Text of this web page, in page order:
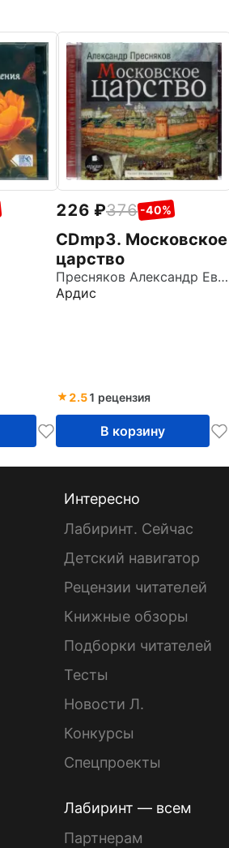
226 376 -40%
CDmp3. Московское
царство
Пресняков Александр Евгеньевич
Ардис
2.51 рецензия
В корзину
Интересно
Лабиринт. Сейчас
Детский навигатор
Рецензии читателей
Книжные обзоры
Подборки читателей
Тесты
Новости Л.
Конкурсы
Спецпроекты
Лабиринт — всем
Партнерам